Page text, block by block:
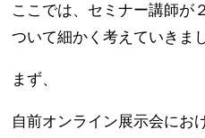
ここでは、セミナー講師が
ついて細かく考えていきま
まず、
自前オンライン展示会にお